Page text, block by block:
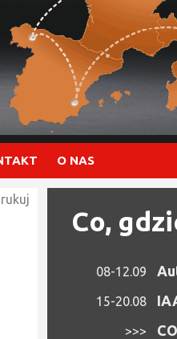
O NAS
Co,
08-12.09
15-20.08
>>>